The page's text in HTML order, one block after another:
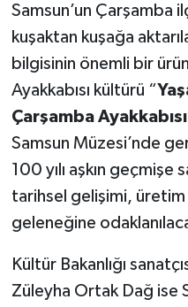
Samsun’un Çarşamba
kuşaktan kuşağa
bilgisinin önemli bir
Ayakkabısı kültürü “
Çarşamba
Samsun Müzesi’nde
100 yılı aşkın geçmişe
tarihsel gelişimi, üretim
geleneğine
Kültür Bakanlığı
Züleyha Ortak Dağ ise